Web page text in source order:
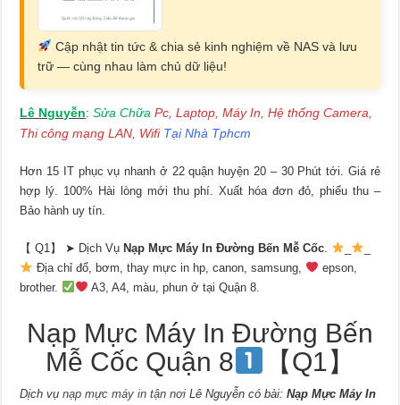
Cập nhật tin tức & chia sẻ kinh nghiệm về NAS và lưu
trữ — cùng nhau làm chủ dữ liệu!
Lê Nguyễn:Sửa Chữa Pc, Laptop, Máy In, Hệ thống Camera,
Thi công mạng LAN, Wifi Tại Nhà Tphcm
Hơn 15 IT phục vụ nhanh ở 22 quận huyện 20 – 30 Phút tới. Giá rẻ
hợp lý. 100% Hài lòng mới thu phí. Xuất hóa đơn đỏ, phiếu thu –
Bảo hành uy tín.
【 Q1】 ➤ Dịch VụNạp Mực Máy In Đường Bến Mễ Cốc
Địa chỉ đổ, bơm, thay mực in hp, canon, samsung,
epson,
brother.
A3, A4, màu, phun ở tại Quận 8.
Nạp Mực Máy In Đường Bến
Mễ Cốc Quận 8
【Q1】
Dịch vụnạp mực máy in tận nơi Lê Nguyễn có bài:Nạp Mực Máy In